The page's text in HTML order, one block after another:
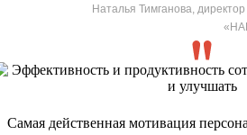
Наталья Тимганова,
Самая действенная мотивация